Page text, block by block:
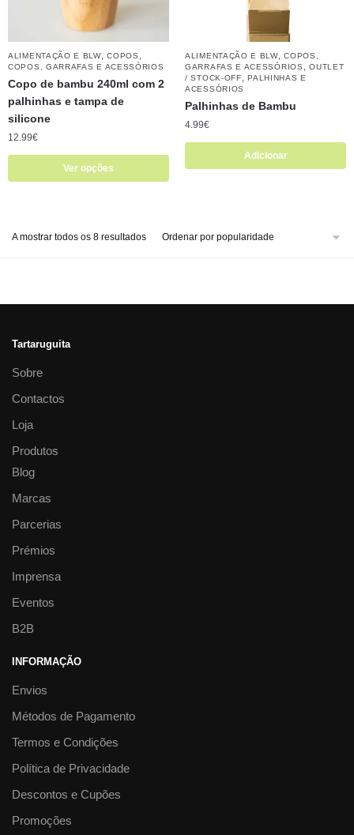
ALIMENTAÇÃO E BLW,COPOS
COPOS, GARRAFAS E ACESSÓRIOS
Copo de bambu 240ml com 2
palhinhas e tampa de
silicone
12.99€
Ver opções
ALIMENTAÇÃO E BLW,COPOS,
GARRAFAS E ACESSÓRIOS
,OUTLET
/ STOCK-OFF
,PALHINHAS E
ACESSÓRIOS
Palhinhas de Bambu
4.99€
Adicionar
A mostrar todos os 8 resultados
Tartaruguita
Sobre
Contactos
Loja
Produtos
Blog
Marcas
Parcerias
Prémios
Imprensa
Eventos
B2B
INFORMAÇÃO
Envios
Métodos de Pagamento
Termos e Condições
Política de Privacidade
Descontos e Cupões
Promoções